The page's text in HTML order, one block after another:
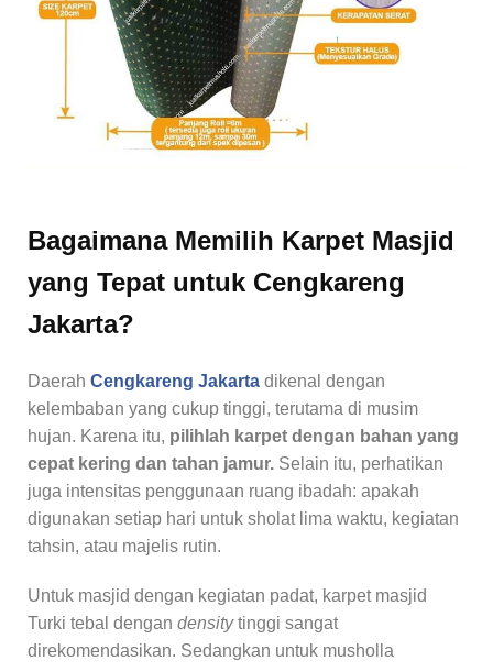
Bagaimana Memilih Karpet Masjid
yang Tepat untuk Cengkareng
Jakarta?
Daerah Cengkareng Jakarta dikenal dengan
kelembaban yang cukup tinggi, terutama di musim
hujan. Karena itu, pilihlah karpet dengan bahan yang
cepat kering dan tahan jamur. Selain itu, perhatikan
juga intensitas penggunaan ruang ibadah: apakah
digunakan setiap hari untuk sholat lima waktu, kegiatan
tahsin, atau majelis rutin.
Untuk masjid dengan kegiatan padat, karpet masjid
Turki tebal dengan densitytinggi sangat
direkomendasikan. Sedangkan untuk musholla